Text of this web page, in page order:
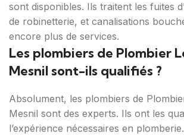
sont disponibles. Ils traitent les fuites
de robinetterie, et canalisations
encore plus de services.
Les plombiers de Plombier
Mesnil sont-ils qualifiés ?
Absolument, les plombiers de
Mesnil sont des experts. Ils ont les
l’expérience nécessaires en plomberie.